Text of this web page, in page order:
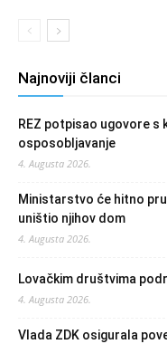
Najnoviji članci
REZ potpisao ugovore
osposobljavanje
4. Augusta 2026.
Ministarstvo će hitno
uništio njihov dom
4. Augusta 2026.
Lovačkim društvima
4. Augusta 2026.
Vlada ZDK osigurala